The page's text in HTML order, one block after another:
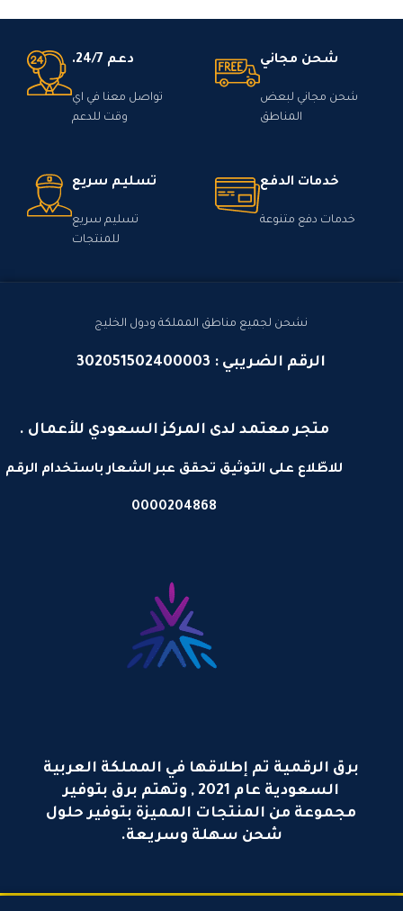
شحن مجاني
شحن مجاني لبعض
المناطق
دعم 24/7.
تواصل معنا في اي
وقت للدعم
خدمات الدفع
خدمات دفع متنوعة
تسليم سريع
تسليم سريع
للمنتجات
نشحن لجميع مناطق المملكة ودول الخليج
الرقم الضريبي : 302051502400003
متجر معتمد لدى المركز السعودي للأعمال .
للاطّلاع على التوثيق تحقق عبر الشعار باستخدام الرقم
0000204868
برق الرقمية تم إطلاقها في المملكة العربية
السعودية عام 2021 , وتهتم برق بتوفير
مجموعة من المنتجات المميزة بتوفير حلول
شحن سهلة وسريعة.